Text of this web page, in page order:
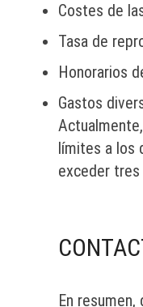
Costes de
Tasa de
Honorarios
Gastos
límites a los
exceder tres
En